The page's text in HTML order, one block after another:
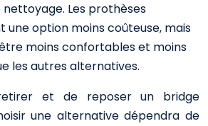
Les prothèses
une option moins coûteuse, mais
moins confortables et moins
les autres alternatives.
et de reposer un bridge
une alternative dépendra de